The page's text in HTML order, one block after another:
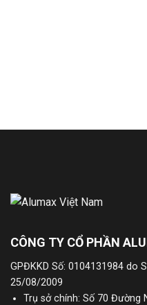
CÔNG TY CỔ PHẦN
GPĐKKD Số: 0104131984 do
25/08/2009
Trụ sở chính: Số 70 Đường